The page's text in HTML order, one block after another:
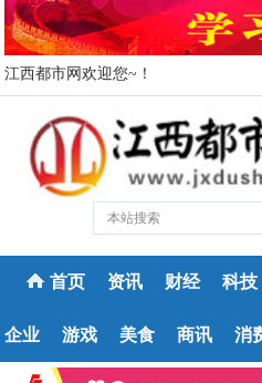
江西都市网欢迎您~！
首页 资讯 财经 科技
企业 游戏 美食 商讯 消